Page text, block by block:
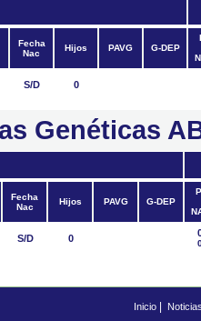
Fecha
Nac
Hijos PAVG G-DEP
S/D 0
Genéticas
Fecha
Nac
Hijos PAVG G-DEP
S/D 0
Inicio|